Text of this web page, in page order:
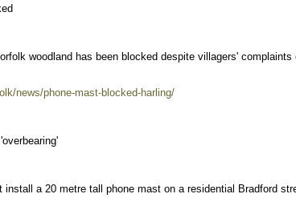
woodland has been blocked despite villagers' complaints
news/phone-mast-blocked-harling/
a 20 metre tall phone mast on a residential Bradford